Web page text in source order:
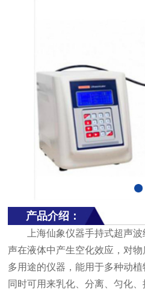
产品介绍：
上海仙象仪器手持式超声
声在液体中产生空化效应，对物
多用途的仪器，能用于多种动植
同时可用来乳化、分离、匀化